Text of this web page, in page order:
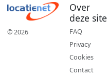
© 2026
Over
deze site
FAQ
Privacy
Cookies
Contact